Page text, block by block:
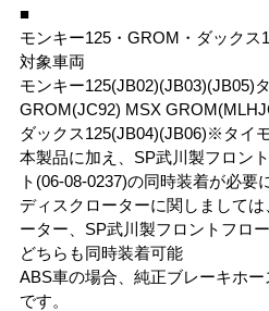
■
モンキー125・GROM・ダックス
対象車両
モンキー125(JB02)(JB03)(JB05)
GROM(JC92) MSX
ダックス125(JB04)(JB06)※タイ
本製品に加え、SP武川製フロン
ト(06-08-0237)の同時装着が必要
ディスクローターに関しまして
ーター、SP武川製フロントフロ
どちらも同時装着可能
ABS車の場合、純正ブレーキホ
です。